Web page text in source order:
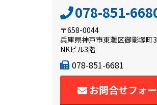
078-851-
〒658-0044
兵庫県神戸市東灘区御影塚町
NKビル3階
078-851-6681
お問合せフォ